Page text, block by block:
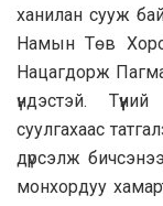
ханилан сууж
Намын Төв
Нацагдорж
үндэстэй.
суулгахаас
дүрсэлж
монхордуу